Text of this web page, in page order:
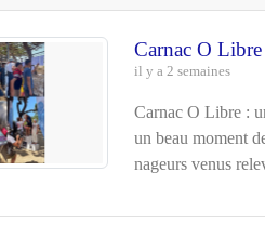
Carnac O
il y a 2 semaines
Carnac O Libre :
un beau moment
nageurs venus